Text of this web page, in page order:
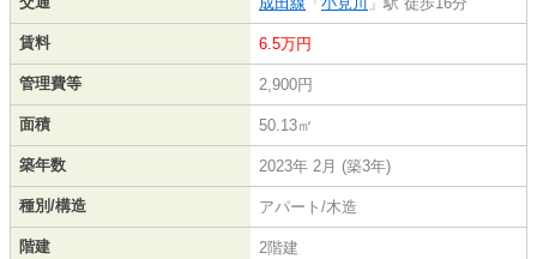
賃料 6.5万円
管理費等 2,900円
面積 50.13㎡
築年数 2023年 2月 (築3年)
種別/構造 アパート/木造
階建 2階建